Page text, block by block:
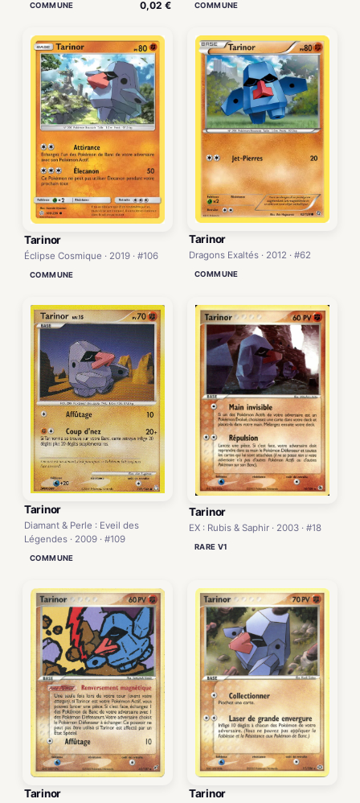
COMMUNE 0,02 € COMMUNE
Tarinor
Éclipse Cosmique · 2019 · #106
COMMUNE
Tarinor
Dragons Exaltés · 2012 · #62
COMMUNE
Tarinor
Diamant & Perle : Eveil des
Légendes · 2009 · #109
COMMUNE
Tarinor
EX : Rubis & Saphir · 2003 · #18
RARE V1
Tarinor Tarinor